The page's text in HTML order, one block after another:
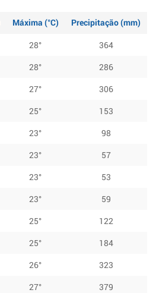
Máxima (°C)
Precipitação (mm)
28°
364
28°
286
27°
306
25°
153
23°
98
23°
57
23°
53
23°
59
25°
122
25°
184
26°
323
27° 379